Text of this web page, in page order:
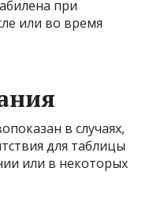
при
или во время
в случаях,
для таблицы
или в некоторых